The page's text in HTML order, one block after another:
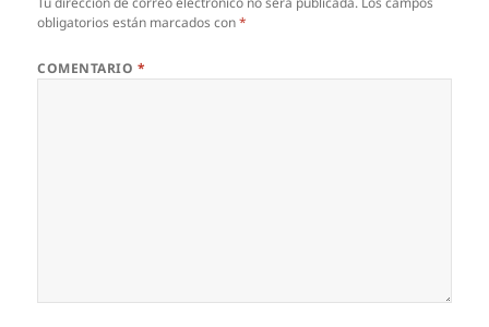
obligatorios están marcados con*
COMENTARIO *